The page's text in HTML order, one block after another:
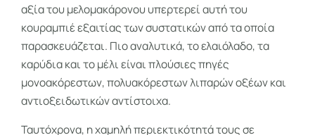
αξία του μελομακάρονου υπερτερεί αυτή του
κουραμπιέ εξαιτίας των συστατικών από τα οποία
παρασκευάζεται. Πιο αναλυτικά, το ελαιόλαδο, τα
καρύδια και το μέλι είναι πλούσιες πηγές
μονοακόρεστων, πολυακόρεστων λιπαρών οξέων και
αντιοξειδωτικών αντίστοιχα.
Ταυτόχρονα, η χαμηλή περιεκτικότητά τους σε